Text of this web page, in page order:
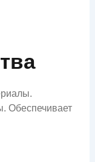
Обеспечивает